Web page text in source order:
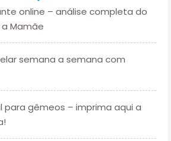
online – análise completa do
Mamãe
semana a semana com
para gêmeos – imprima aqui a